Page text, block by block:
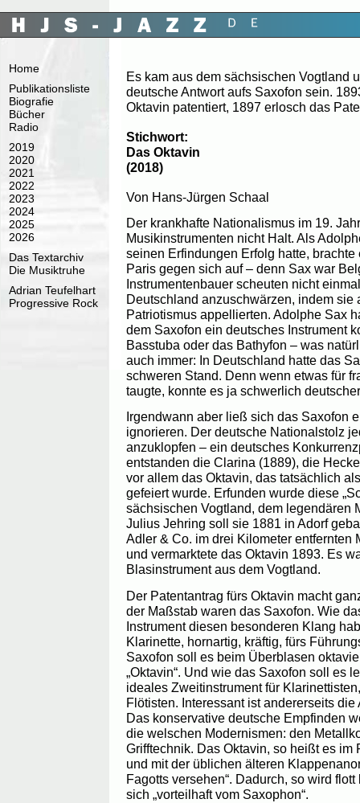
Home
Publikationsliste
Biografie
Bücher
Radio
2019
2020
2021
2022
2023
2024
2025
2026
Das Textarchiv
Die Musiktruhe
Adrian Teufelhart
Progressive Rock
Es kam aus dem sächsischen Vogtland
deutsche Antwort aufs Saxofon sein.
Oktavin patentiert, 1897 erlosch das
Stichwort:
Das Oktavin
(2018)
Von Hans-Jürgen Schaal
Der krankhafte Nationalismus im 19.
Musikinstrumenten nicht Halt. Als
seinen Erfindungen Erfolg hatte,
Paris gegen sich auf – denn Sax war
Instrumentenbauer scheuten nicht
Deutschland anzuschwärzen, indem sie
Patriotismus appellierten. Adolphe Sax
dem Saxofon ein deutsches Instrument
Basstuba oder das Bathyfon – was
auch immer: In Deutschland hatte das
schweren Stand. Denn wenn etwas für
taugte, konnte es ja schwerlich
Irgendwann aber ließ sich das Saxofon
ignorieren. Der deutsche Nationalstolz
anzuklopfen – ein deutsches
entstanden die Clarina (1889), die
vor allem das Oktavin, das tatsächlich
gefeiert wurde. Erfunden wurde diese
sächsischen Vogtland, dem legendären
Julius Jehring soll sie 1881 in Adorf
Adler & Co. im drei Kilometer entfernten
und vermarktete das Oktavin 1893. Es
Blasinstrument aus dem Vogtland.
Der Patentantrag fürs Oktavin macht
der Maßstab waren das Saxofon. Wie
Instrument diesen besonderen Klang
Klarinette, hornartig, kräftig, fürs
Saxofon soll es beim Überblasen
„Oktavin“. Und wie das Saxofon soll es
ideales Zweitinstrument für
Flötisten. Interessant ist andererseits
Das konservative deutsche Empfinden
die welschen Modernismen: den
Grifftechnik. Das Oktavin, so heißt es im
und mit der üblichen älteren
Fagotts versehen“. Dadurch, so wird
sich „vorteilhaft vom Saxophon“.